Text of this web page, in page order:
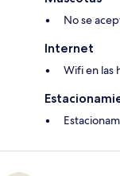
No se
Internet
Wifi en las